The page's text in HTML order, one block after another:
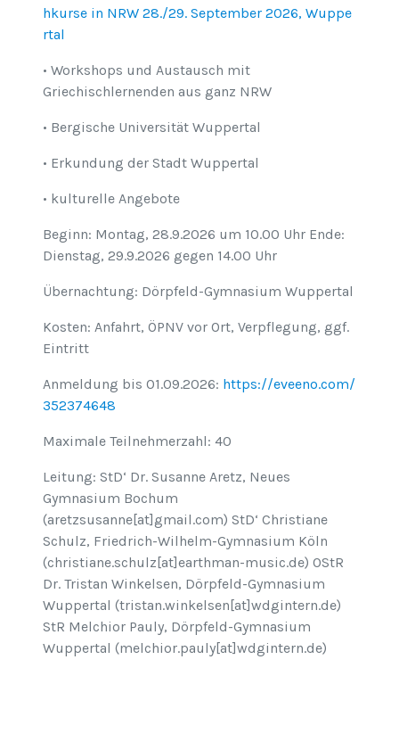
hkurse in NRW 28./29. September 2026, Wuppe
rtal
• Workshops und Austausch mit
Griechischlernenden aus ganz NRW
• Bergische Universität Wuppertal
• Erkundung der Stadt Wuppertal
• kulturelle Angebote
Beginn: Montag, 28.9.2026 um 10.00 Uhr Ende:
Dienstag, 29.9.2026 gegen 14.00 Uhr
Übernachtung: Dörpfeld-Gymnasium Wuppertal
Kosten: Anfahrt, ÖPNV vor Ort, Verpflegung, ggf.
Eintritt
Anmeldung bis 01.09.2026: https://eveeno.com/
352374648
Maximale Teilnehmerzahl: 40
Leitung: StD‘ Dr. Susanne Aretz, Neues
Gymnasium Bochum
(aretzsusanne[at]gmail.com) StD‘ Christiane
Schulz, Friedrich-Wilhelm-Gymnasium Köln
(christiane.schulz[at]earthman-music.de) OStR
Dr. Tristan Winkelsen, Dörpfeld-Gymnasium
Wuppertal (tristan.winkelsen[at]wdgintern.de)
StR Melchior Pauly, Dörpfeld-Gymnasium
Wuppertal (melchior.pauly[at]wdgintern.de)